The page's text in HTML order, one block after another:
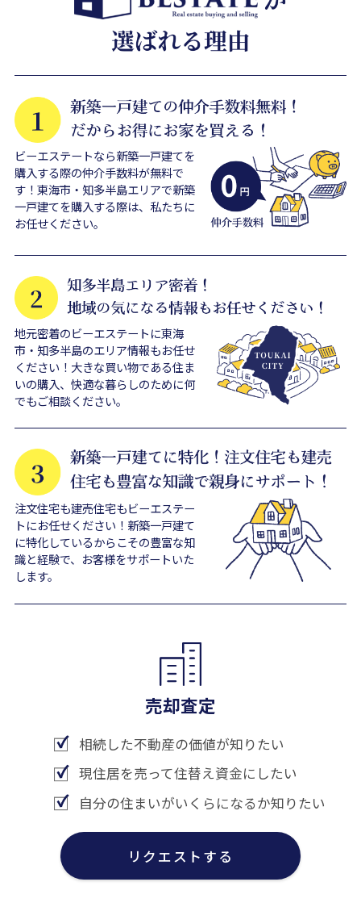
ビーエステートなら新築一戸建てを
購入する際の仲介手数料が無料で
す！東海市・知多半島エリアで新築
一戸建てを購入する際は、私たちに
お任せください。
地元密着のビーエステートに東海
市・知多半島のエリア情報もお任せ
ください！大きな買い物である住ま
いの購入、快適な暮らしのために何
でもご相談ください。
注文住宅も建売住宅もビーエステー
トにお任せください！新築一戸建て
に特化しているからこその豊富な知
識と経験で、お客様をサポートいた
します。
売却査定
相続した不動産の価値が知りたい
現住居を売って住替え資金にしたい
自分の住まいがいくらになるか知りたい
リクエストする